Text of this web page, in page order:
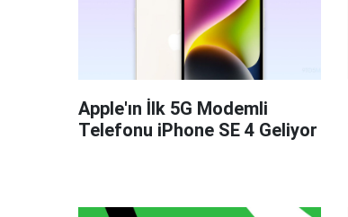
Apple'ın İlk 5G Modemli
Telefonu iPhone SE 4 Geliyor